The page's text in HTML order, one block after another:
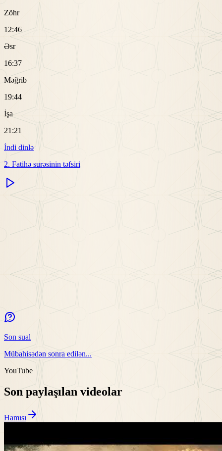
Zöhr
12:46
Əsr
16:37
Məğrib
19:44
İşa
21:21
İndi dinlə
2. Fatihə surəsinin təfsiri
Son sual
Mübahisədən sonra edilən...
YouTube
Son paylaşılan videolar
Hamısı